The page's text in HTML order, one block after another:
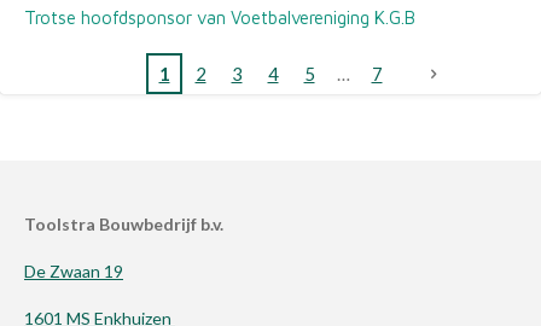
Trotse hoofdsponsor van Voetbalvereniging K.G.B
1 2 3 4 5 7
Toolstra Bouwbedrijf b.v.
De Zwaan 19
1601 MS Enkhuizen